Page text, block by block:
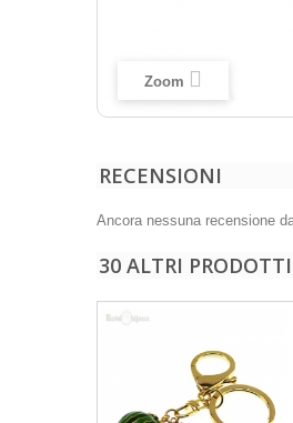
Zoom
RECENSIONI
Ancora nessuna recensione
30 ALTRI